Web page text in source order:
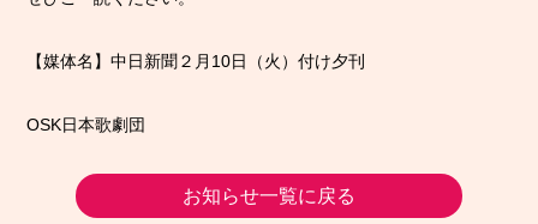
【媒体名】中日新聞２月10日（火）付け夕刊
OSK日本歌劇団
お知らせ一覧に戻る